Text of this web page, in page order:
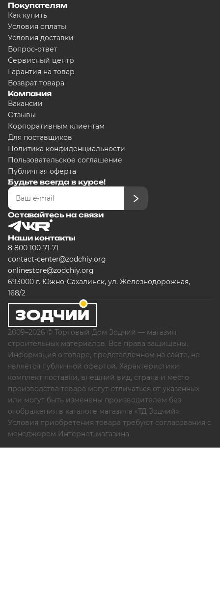
Покупателям
Как купить
Условия оплаты
Условия доставки
Вопрос-ответ
Сервисный центр
Гарантия на товар
Возврат товара
Компания
Вакансии
Отзывы
Корпоративным клиентам
Для поставщиков
Политика конфиденциальности
Пользовательское соглашение
Публичная оферта
Будьте всегда в курсе!
Оставайтесь на связи
Наши контакты
8 800 100-71-71
contact-center@zodchiy.org
onlinestore@zodchiy.org
693000 г. Южно-Сахалинск, ул. Железнодорожная,
168/2
2009–2026 © Торговый Дом Зодчий — магазин
строительных материалов. Все права защищены.
Информация о товаре, представленном на сайте, не
является публичной офертой. Характеристики,
комплект поставки, внешний вид, страна и место
производства товара могут отличаться от указанных
или могут быть изменены производителем без
отображения в каталоге магазина «ТД Зодчий».
Условия приобретения товара требуют согласования с
менеджером Интернет-магазина.